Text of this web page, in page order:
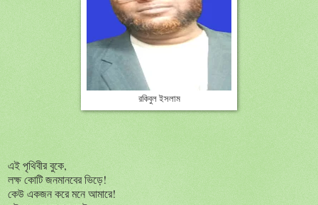
রকিবুল ইসলাম
এই পৃথিবীর বুকে,
লক্ষ কোটি জনমানবের ভিড়ে!
কেউ একজন করে মনে আমারে!